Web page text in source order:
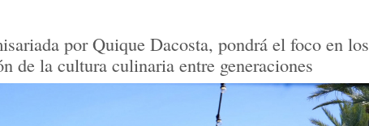
por Quique Dacosta, pondrá el foco en los
de la cultura culinaria entre generaciones